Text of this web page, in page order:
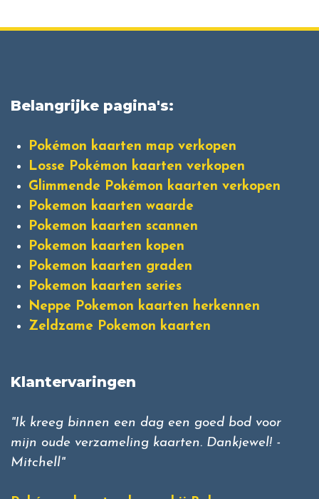
Belangrijke pagina's:
Pokémon kaarten map verkopen
Losse Pokémon kaarten verkopen
Glimmende Pokémon kaarten verkopen
Pokemon kaarten waarde
Pokemon kaarten scannen
Pokemon kaarten kopen
Pokemon kaarten graden
Pokemon kaarten series
Neppe Pokemon kaarten herkennen
Zeldzame Pokemon kaarten
Klantervaringen
"Ik kreeg binnen een dag een goed bod voor
mijn oude verzameling kaarten. Dankjewel! -
Mitchell"